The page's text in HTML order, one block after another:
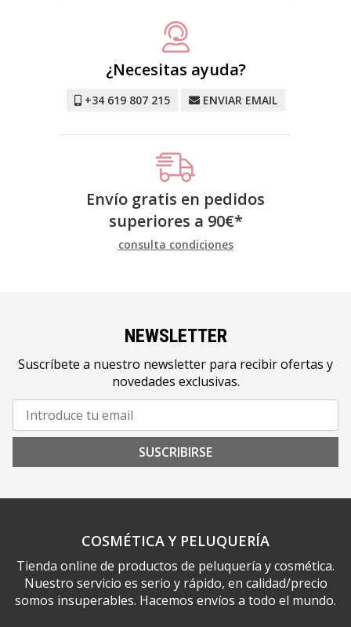
¿Necesitas ayuda?
+34 619 807 215 ENVIAR EMAIL
Envío gratis en pedidos
superiores a 90€*
consulta condiciones
NEWSLETTER
Suscríbete a nuestro newsletter para recibir ofertas y
novedades exclusivas.
SUSCRIBIRSE
COSMÉTICA Y PELUQUERÍA
Tienda online de productos de peluquería y cosmética.
Nuestro servicio es serio y rápido, en calidad/precio
somos insuperables. Hacemos envíos a todo el mundo.